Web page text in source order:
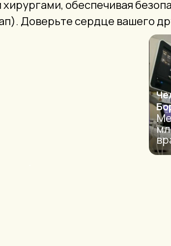
хирургами, обеспечивая
Доверьте сердце вашего